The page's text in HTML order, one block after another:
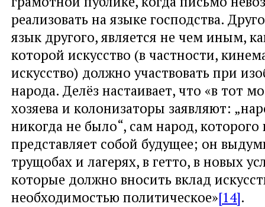
реализовать на языке господства.
язык другого, является не чем иным,
которой искусство (в частности,
искусство) должно участвовать при
народа. Делёз настаивает, что «в тот
хозяева и колонизаторы заявляют:
никогда не было“, сам народ, которого
представляет собой будущее; он
трущобах и лагерях, в гетто, в новых
которые должно вносить вклад
необходимостью политическое»[14].